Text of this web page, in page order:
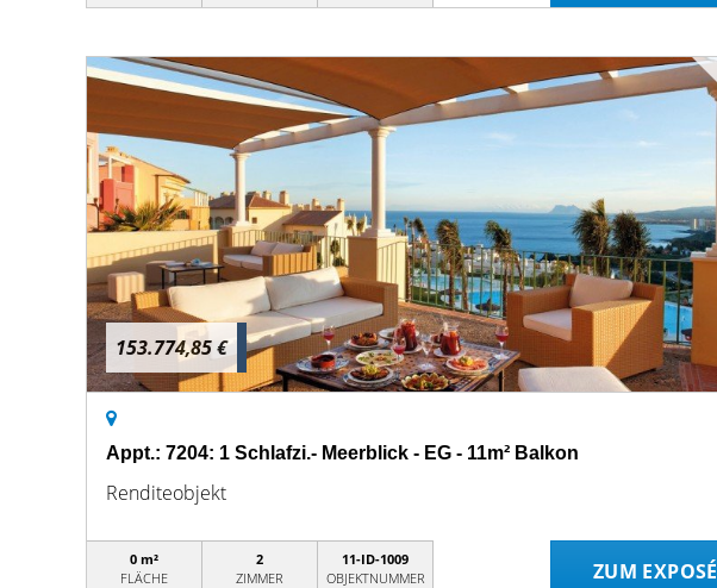
153.774,85 €
Appt.: 7204: 1 Schlafzi.- Meerblick - EG - 11m² Balkon
Renditeobjekt
0 m²
FLÄCHE
2
ZIMMER
11-ID-1009
OBJEKTNUMMER
ZUM EXPOSÉ